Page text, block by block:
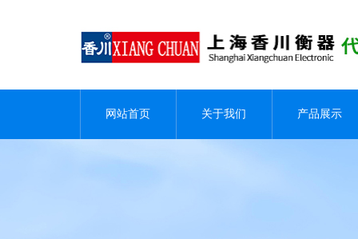
网站首页 关于我们 产品展示